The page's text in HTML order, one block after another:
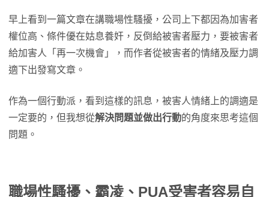
早上看到一篇文章在講職場性騷擾，公司上下都因為加害者
權位高、條件優在姑息養奸，反倒給被害者壓力，要被害者
給加害人「再一次機會」，而作者從被害者的情緒及壓力調
適下出發寫文章。
作為一個行動派，看到這樣的訊息，被害人情緒上的調適是
一定要的，但我想從解決問題並做出行動的角度來思考這個
問題。
職場性騷擾、霸凌、PUA受害者容易自